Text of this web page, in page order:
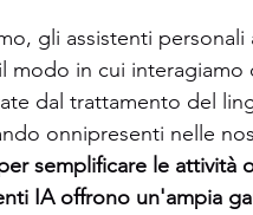
gli assistenti
modo in cui
dal trattamento del
onnipresenti nelle
semplificare le
IA offrono un'ampia